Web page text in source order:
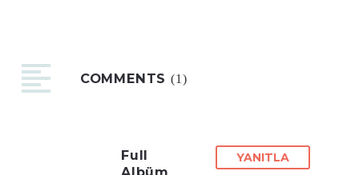
COMMENTS(1)
Full
YANITLA